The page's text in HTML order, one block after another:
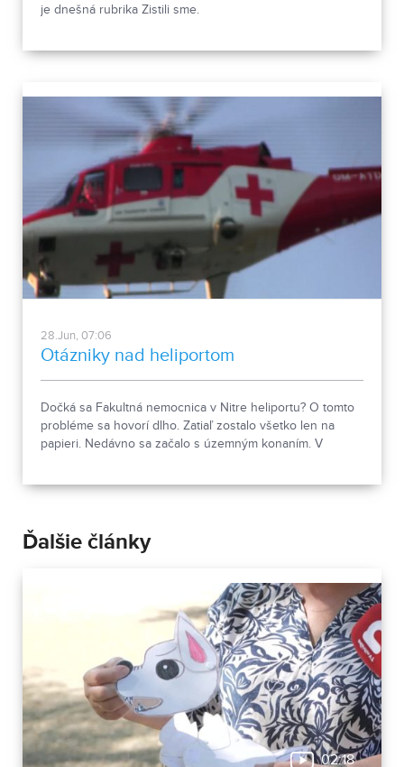
je dnešná rubrika Zistili sme.
28.Jun, 07:06
Otázniky nad heliportom
Dočká sa Fakultná nemocnica v Nitre heliportu? O tomto
probléme sa hovorí dlho. Zatiaľ zostalo všetko len na
papieri. Nedávno sa začalo s územným konaním. V
Ďalšie články
02:18